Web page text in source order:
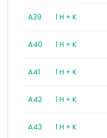
A39 1 H + K
A40 1 H + K
A41 1 H + K
A42 1 H + K
A43 1 H + K